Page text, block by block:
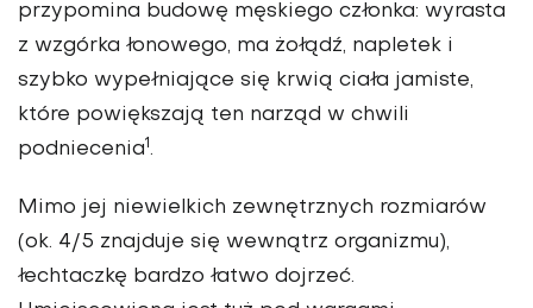
przypomina budowę męskiego członka: wyrasta
z wzgórka łonowego, ma żołądź, napletek i
szybko wypełniające się krwią ciała jamiste,
które powiększają ten narząd w chwili
podniecenia1.
Mimo jej niewielkich zewnętrznych rozmiarów
(ok. 4/5 znajduje się wewnątrz organizmu),
łechtaczkę bardzo łatwo dojrzeć.